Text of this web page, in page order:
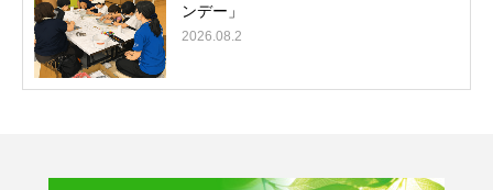
ンデー」
2026.08.2